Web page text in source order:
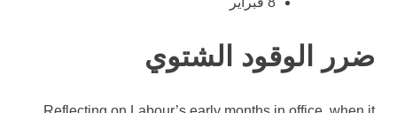
ضرر الوقود الشتوي